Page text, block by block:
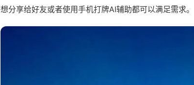
想分享给好友或者使用手机打牌AI辅助都可以满足需求。